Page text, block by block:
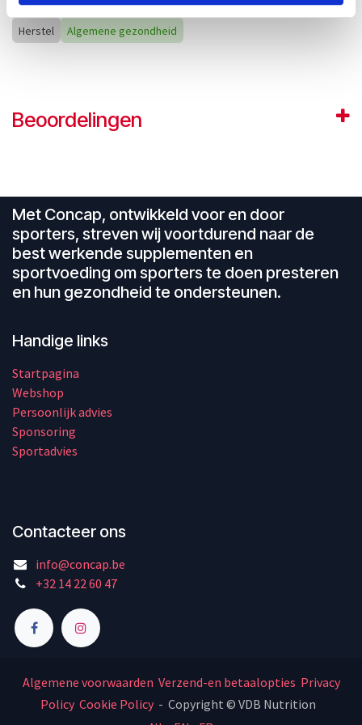
Herstel Algemene gezondheid
Beoordelingen
Met Concap, ontwikkeld voor en door
sporters, streven wij voortdurend naar de
best werkende supplementen en
sportvoeding om sporters te doen presteren
en hun gezondheid te ondersteunen.
Handige links
Startpagina
Webshop
Persoonlijk advies
Sponsoring
Sportadvies
Contacteer ons
info@concap.be
+32 14 22 60 47
Algemene voorwaarden Verzend-en betaalopties Privacy
Policy Cookie Policy- Copyright © VDB Nutrition